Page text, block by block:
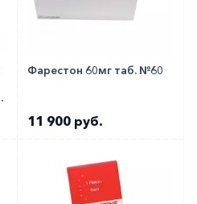
Фарестон 60мг таб. №60
11 900 руб.